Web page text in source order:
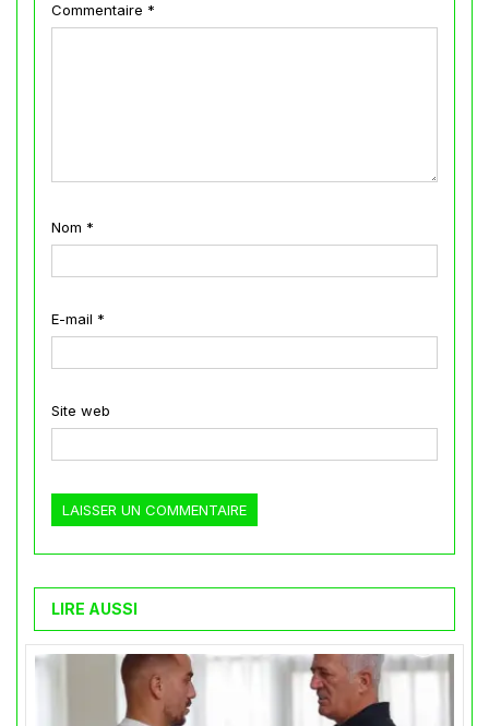
Commentaire *
Nom *
E-mail *
Site web
LIRE AUSSI